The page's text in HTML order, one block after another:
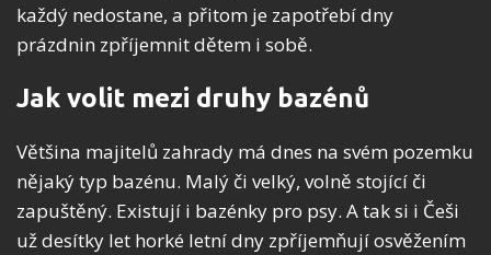
každý nedostane, a přitom je zapotřebí dny
prázdnin zpříjemnit dětem i sobě.
Jak volit mezi druhy bazénů
Většina majitelů zahrady má dnes na svém pozemku
nějaký typ bazénu. Malý či velký, volně stojící či
zapuštěný. Existují i bazénky pro psy. A tak si i Češi
už desítky let horké letní dny zpříjemňují osvěžením